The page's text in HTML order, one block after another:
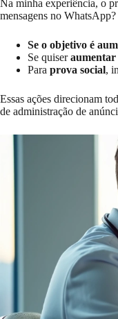
Na minha experiência, o
mensagens no
Se o objetivo é
Se quiseraumentar
Para prova social,
Essas ações direcionam
de administração de